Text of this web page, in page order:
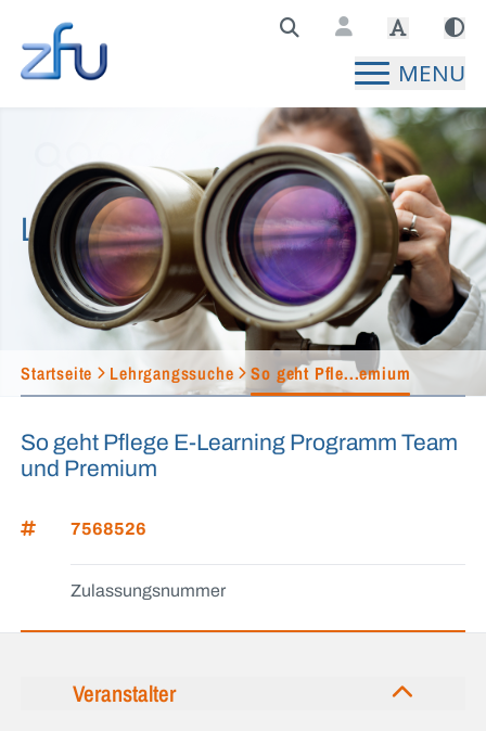
Zentralstelle für Fernunterricht Hauptseite
MENU
Lehrgangssuche
Startseite Lehrgangssuche So geht Pfle...emium
So geht Pflege E-Learning Programm Team
und Premium
7568526
Zulassungsnummer
Veranstalter